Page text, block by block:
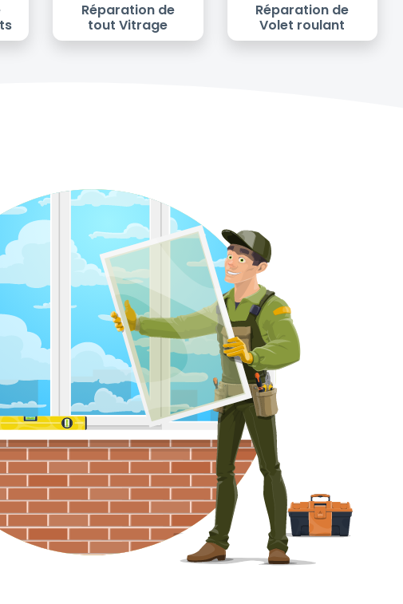
Réparation de
tout Vitrage
Réparation de
Volet roulant